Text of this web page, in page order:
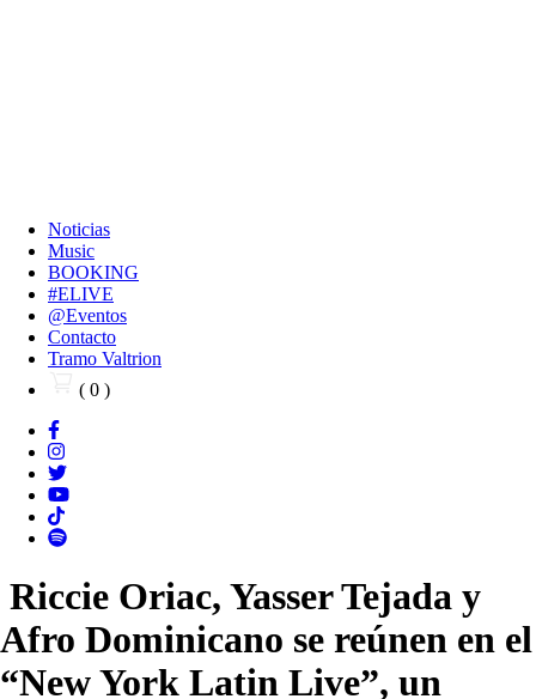
Noticias
Music
BOOKING
#ELIVE
@Eventos
Contacto
Tramo Valtrion
( 0 )
Riccie Oriac, Yasser Tejada y
Afro Dominicano se reúnen en el
“New York Latin Live”, un